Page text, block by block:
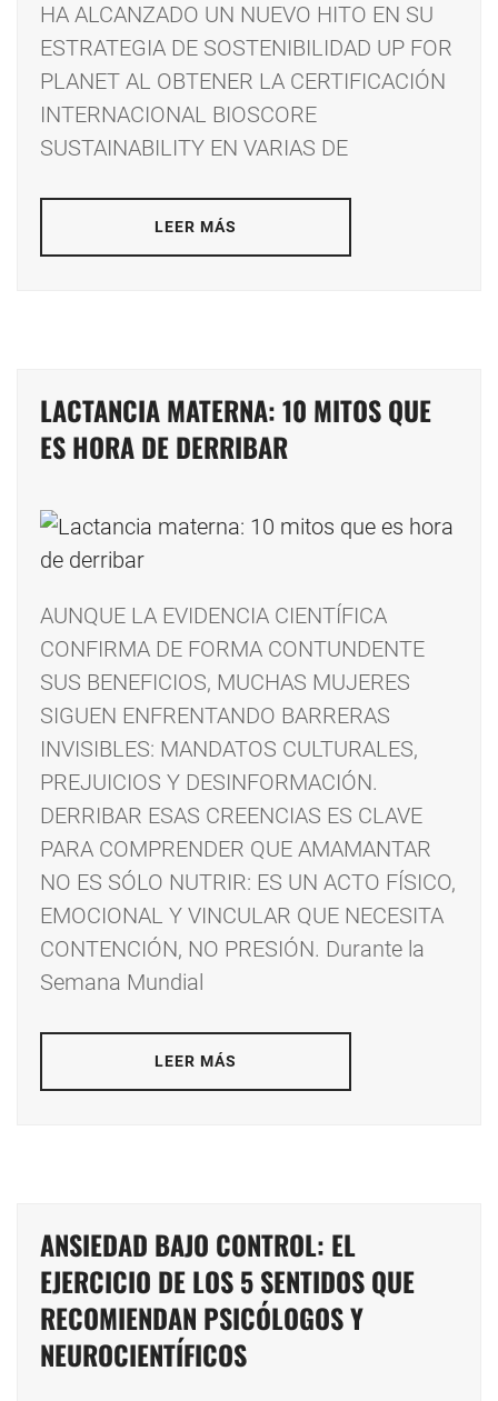
HA ALCANZADO UN NUEVO HITO EN SU
ESTRATEGIA DE SOSTENIBILIDAD UP FOR
PLANET AL OBTENER LA CERTIFICACIÓN
INTERNACIONAL BIOSCORE
SUSTAINABILITY EN VARIAS DE
LEER MÁS
LACTANCIA MATERNA: 10 MITOS QUE
ES HORA DE DERRIBAR
AUNQUE LA EVIDENCIA CIENTÍFICA
CONFIRMA DE FORMA CONTUNDENTE
SUS BENEFICIOS, MUCHAS MUJERES
SIGUEN ENFRENTANDO BARRERAS
INVISIBLES: MANDATOS CULTURALES,
PREJUICIOS Y DESINFORMACIÓN.
DERRIBAR ESAS CREENCIAS ES CLAVE
PARA COMPRENDER QUE AMAMANTAR
NO ES SÓLO NUTRIR: ES UN ACTO FÍSICO,
EMOCIONAL Y VINCULAR QUE NECESITA
CONTENCIÓN, NO PRESIÓN. Durante la
Semana Mundial
LEER MÁS
ANSIEDAD BAJO CONTROL: EL
EJERCICIO DE LOS 5 SENTIDOS QUE
RECOMIENDAN PSICÓLOGOS Y
NEUROCIENTÍFICOS